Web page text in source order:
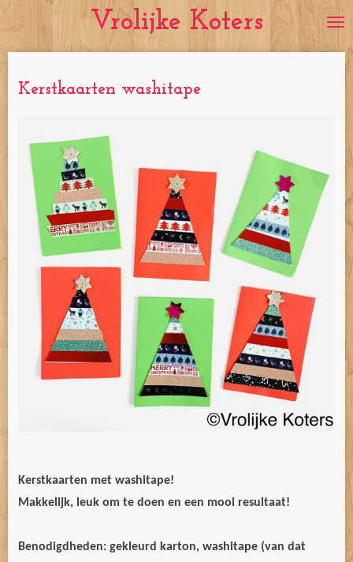
direct
de
Vrolijke Koters
Kerstkaarten washitape
Kerstkaarten met washitape!
Makkelijk, leuk om te doen en een mooi resultaat!
Benodigdheden: gekleurd karton, washitape (van dat